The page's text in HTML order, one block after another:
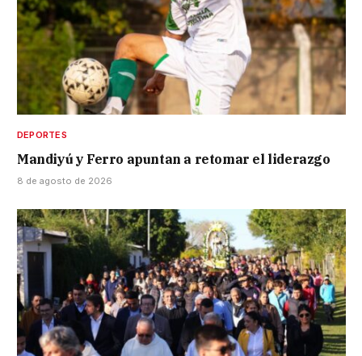
DEPORTES
Mandiyú y Ferro apuntan a retomar el liderazgo
8 de agosto de 2026